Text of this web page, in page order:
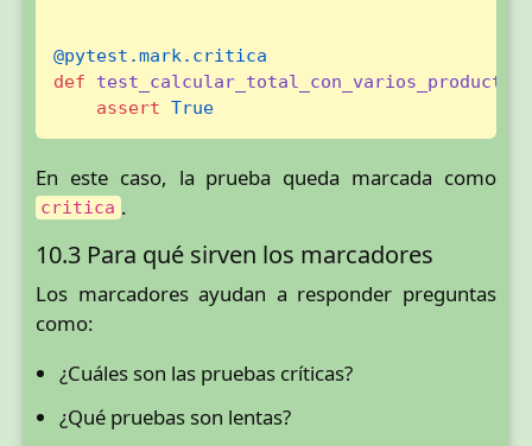
@pytest.mark.critica
def
assert True
En este caso, la prueba queda marcada como
critica .
10.3 Para qué sirven los marcadores
Los marcadores ayudan a responder preguntas
como:
¿Cuáles son las pruebas críticas?
¿Qué pruebas son lentas?